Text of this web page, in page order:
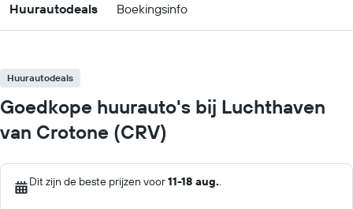
Huurautodeals Boekingsinfo
Huurautodeals
Goedkope huurauto's bij Luchthaven
van Crotone (CRV)
Dit zijn de beste prijzen voor11-18 aug..